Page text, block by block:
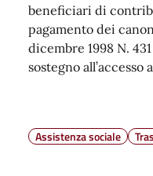
beneficiari di
pagamento dei
dicembre 1998 N.
sostegno
Assistenza sociale